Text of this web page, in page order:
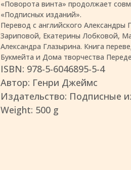
«Поворота винта» продолжает
«Подписных изданий».
Перевод с английского
Зариповой, Екатерины Лобковой,
Александра Глазырина. Книга
Букмейта и Дома творчества
ISBN: 978-5-6046895-5-4
Автор: Генри Джеймс
Издательство: Подписные
Weight: 500 g